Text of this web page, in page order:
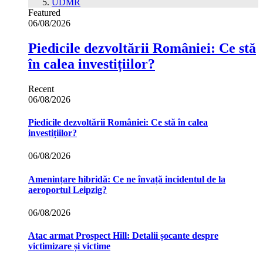
UDMR
Featured
06/08/2026
Piedicile dezvoltării României: Ce stă
în calea investițiilor?
Recent
06/08/2026
Piedicile dezvoltării României: Ce stă în calea
investițiilor?
06/08/2026
Amenințare hibridă: Ce ne învață incidentul de la
aeroportul Leipzig?
06/08/2026
Atac armat Prospect Hill: Detalii șocante despre
victimizare și victime